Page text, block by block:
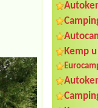
Kemp
Termin ab
Písečáků